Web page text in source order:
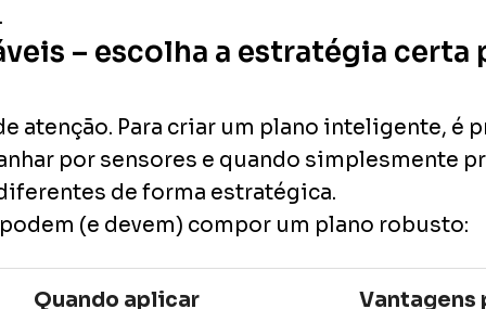
– escolha a estratégia certa
atenção. Para criar um plano inteligente, é
por sensores e quando simplesmente
de forma estratégica.
(e devem) compor um plano robusto:
Quando aplicar Vantagens